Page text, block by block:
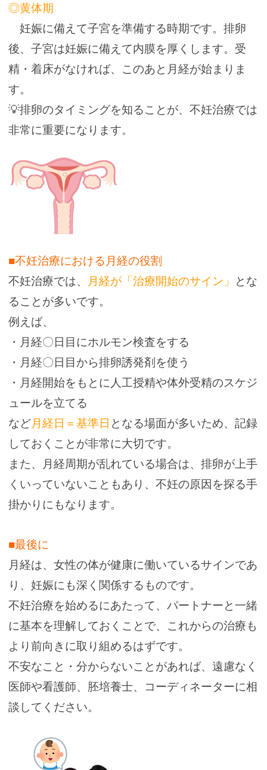
◎黄体期
妊娠に備えて子宮を準備する時期です。排卵
後、子宮は妊娠に備えて内膜を厚くします。受
精・着床がなければ、このあと月経が始まりま
す。
💡排卵のタイミングを知ることが、不妊治療では
非常に重要になります。
■不妊治療における月経の役割
不妊治療では、
月経が「治療開始のサイン」
とな
ることが多いです。
例えば、
・月経〇日目にホルモン検査をする
・月経〇日目から排卵誘発剤を使う
・月経開始をもとに人工授精や体外受精のスケジ
ュールを立てる
など月経日＝基準日 となる場面が多いため、記録
しておくことが非常に大切です。
また、月経周期が乱れている場合は、排卵が上手
くいっていないこともあり、不妊の原因を探る手
掛かりにもなります。
■最後に
月経は、女性の体が健康に働いているサインであ
り、妊娠にも深く関係するものです。
不妊治療を始めるにあたって、パートナーと一緒
に基本を理解しておくことで、これからの治療も
より前向きに取り組めるはずです。
不安なこと・分からないことがあれば、遠慮なく
医師や看護師、胚培養士、コーディネーターに相
談してください。